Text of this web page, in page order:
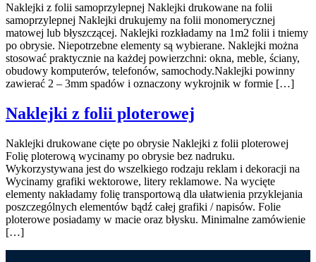
Naklejki z folii samoprzylepnej Naklejki drukowane na folii
samoprzylepnej Naklejki drukujemy na folii monomerycznej
matowej lub błyszczącej. Naklejki rozkładamy na 1m2 folii i tniemy
po obrysie. Niepotrzebne elementy są wybierane. Naklejki można
stosować praktycznie na każdej powierzchni: okna, meble, ściany,
obudowy komputerów, telefonów, samochody.Naklejki powinny
zawierać 2 – 3mm spadów i oznaczony wykrojnik w formie […]
Naklejki z folii ploterowej
Naklejki drukowane cięte po obrysie Naklejki z folii ploterowej
Folię ploterową wycinamy po obrysie bez nadruku.
Wykorzystywana jest do wszelkiego rodzaju reklam i dekoracji na
Wycinamy grafiki wektorowe, litery reklamowe. Na wycięte
elementy nakładamy folię transportową dla ułatwienia przyklejania
poszczególnych elementów bądź całej grafiki / napisów. Folie
ploterowe posiadamy w macie oraz błysku. Minimalne zamówienie
[…]